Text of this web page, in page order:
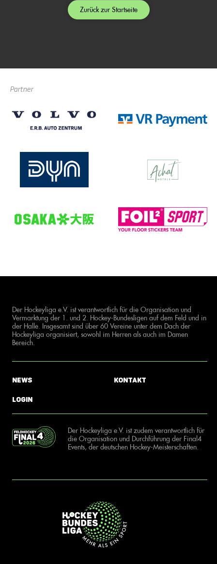
Zurück zur Startseite
Partner
Der Hockeyliga e.V. ist verantwortlich für die Organisation und
Vermarktung der 1. und 2. Hockey-Bundesligen auf dem Feld und in
der Halle. Insgesamt sind über 60 Vereine unter dem Dach der
Hockeyliga organisiert, sowohl im Herren als auch im Damen
Bereich.
News
Login
Kontakt
Der Hockeyliga e.V. ist zudem verantwortlich für
die Organisation und Durchführung der Final4
Events, der deutschen Hockey-Meisterschaften.